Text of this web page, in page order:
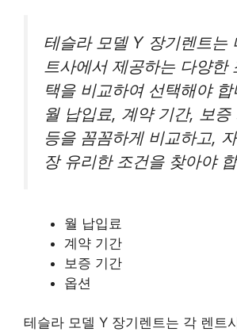
테슬라 모델 Y 장기렌트는
트사에서 제공하는 다양한
택을 비교하여 선택해야 합
월 납입료, 계약 기간, 보증
등을 꼼꼼하게 비교하고,
장 유리한 조건을 찾아야
월 납입료
계약 기간
보증 기간
옵션
테슬라 모델 Y 장기렌트는 각 렌트